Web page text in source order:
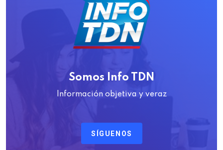
Somos Info TDN
Información objetiva y veraz
SÍGUENOS